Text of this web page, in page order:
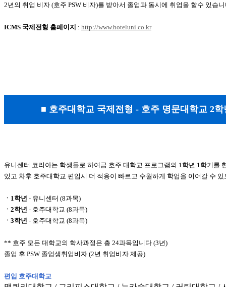
2년의 취업 비자 (호주 PSW 비자)를 받아서 졸업과 동시에 취업을 할수 있습
ICMS 국제전형 홈페이지 : http://www.hoteluni.co.kr
■ 호주대학교 국제전형 - 호주 명문대학교 2
유니센터 코리아는 학생들로 하여금 호주 대학교 프로그램의 1학년 1학기를
있고 차후 호주대학교 편입시 더 적응이 빠르고 수월하게 학업을 이어갈 수
ㆍ1학년 - 유니센터 (8과목)
ㆍ2학년 - 호주대학교 (8과목)
ㆍ3학년 - 호주대학교 (8과목)
** 호주 모든 대학교의 학사과정은 총 24과목입니다 (3년)
졸업 후 PSW 졸업생취업비자 (2년 취업비자 제공)
편입 호주대학교